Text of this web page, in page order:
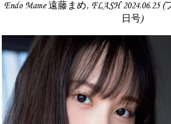
Endo Mame 遠藤まめ, FLASH 2024.06.25
日号)